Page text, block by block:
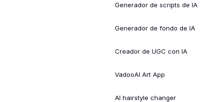
Generador de scripts de IA
Generador de fondo de IA
Creador de UGC con IA
VadooAI Art App
AI hairstyle changer